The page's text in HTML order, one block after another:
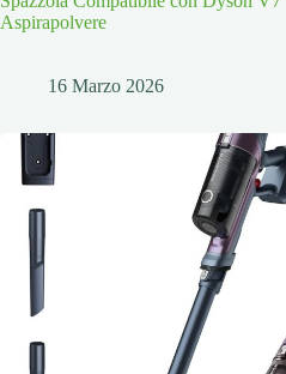
Aspirapolvere
16 Marzo 2026